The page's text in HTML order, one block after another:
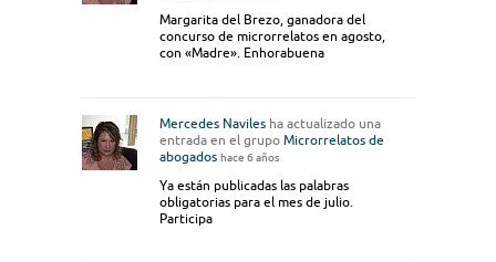
Margarita del Brezo, ganadora del
concurso de microrrelatos en agosto,
con «Madre». Enhorabuena
Mercedes Naviles ha actualizado una
entrada en el grupo Microrrelatos de
abogados hace 6 años
Ya están publicadas las palabras
obligatorias para el mes de julio.
Participa